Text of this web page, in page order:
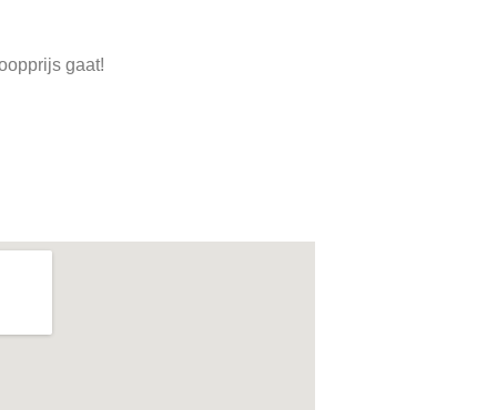
gaat!